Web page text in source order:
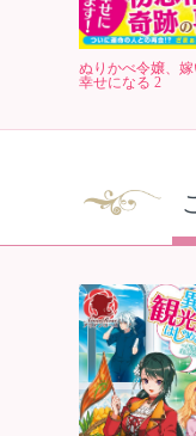
ぬりかべ令嬢、
幸せになる 2